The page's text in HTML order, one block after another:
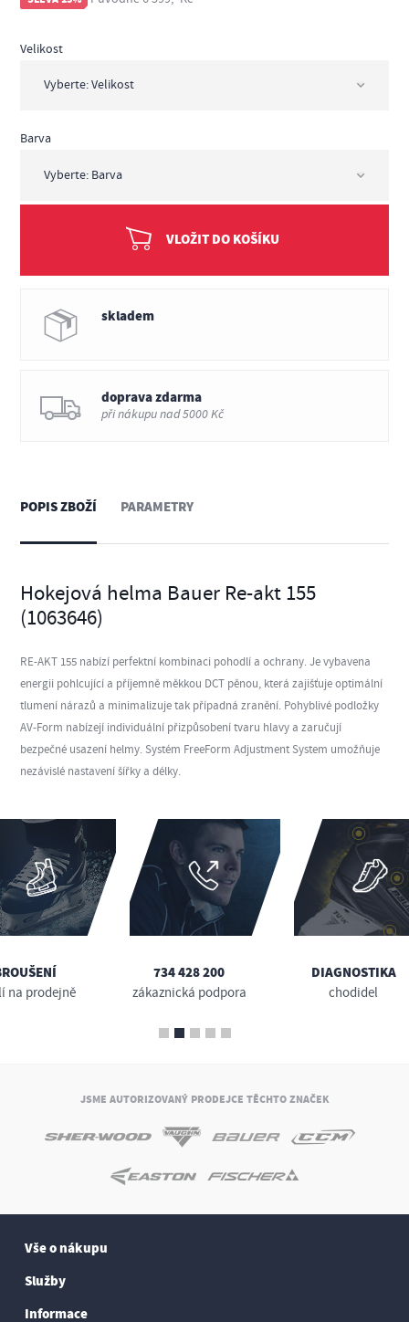
Velikost
Barva
VLOŽIT DO KOŠÍKU
skladem
doprava zdarma
při nákupu nad 5000 Kč
POPIS ZBOŽÍ
Hokejová helma Bauer Re-akt 155
(1063646)
RE-AKT 155 nabízí perfektní kombinaci pohodlí a ochrany. Je vybavena
energii pohlcující a příjemně měkkou DCT pěnou, která zajišťuje optimální
tlumení nárazů a minimalizuje tak případná zranění. Pohyblivé podložky
AV-Form nabízejí individuální přizpůsobení tvaru hlavy a zaručují
bezpečné usazení helmy. Systém FreeForm Adjustment System umožňuje
nezávislé nastavení šířky a délky.
PARAMETRY
na prodejně
734 428 200
zákaznická podpora
DIAGNOSTIKA
chodidel
JSME AUTORIZOVANÝ PRODEJCE TĚCHTO ZNAČEK
Vše o nákupu
Služby
Informace